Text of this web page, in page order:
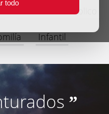
todo
Comentario bíblico
Infantil
”